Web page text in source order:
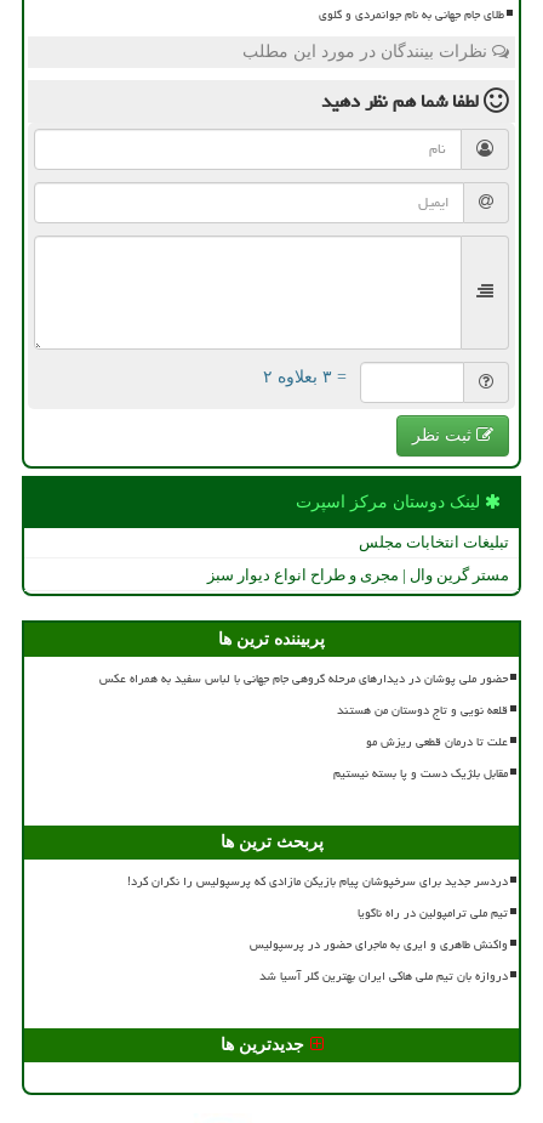
طلای جام جهانی به نام جوانمردی و گلوی
نظرات بینندگان در مورد این مطلب
لطفا شما همنظر دهید
= ۳ بعلاوه ۲
ثبت نظر
لینک دوستان مركز اسپرت
تبلیغات انتخابات مجلس
مستر گرین وال | مجری و طراح انواع دیوار سبز
پربیننده ترین ها
حضور ملی پوشان در دیدارهای مرحله گروهی جام جهانی با لباس سفید به همراه عکس
قلعه نویی و تاج دوستان من هستند
علت تا درمان قطعی ریزش مو
مقابل بلژیک دست و پا بسته نیستیم
پربحث ترین ها
دردسر جدید برای سرخپوشان پیام بازیکن مازادی که پرسپولیس را نگران کرد!
تیم ملی ترامپولین در راه ناگویا
واکنش طاهری و ایری به ماجرای حضور در پرسپولیس
دروازه بان تیم ملی هاکی ایران بهترین گلر آسیا شد
جدیدترین ها